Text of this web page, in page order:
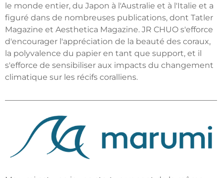
le monde entier, du Japon à l'Australie et à l'Italie et a
figuré dans de nombreuses publications, dont Tatler
Magazine et Aesthetica Magazine. JR CHUO s'efforce
d'encourager l'appréciation de la beauté des coraux,
la polyvalence du papier en tant que support, et il
s'efforce de sensibiliser aux impacts du changement
climatique sur les récifs coralliens.